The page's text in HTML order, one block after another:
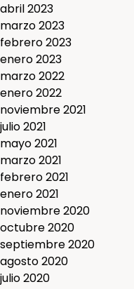
abril 2023
marzo 2023
febrero 2023
enero 2023
marzo 2022
enero 2022
noviembre 2021
julio 2021
mayo 2021
marzo 2021
febrero 2021
enero 2021
noviembre 2020
octubre 2020
septiembre 2020
agosto 2020
julio 2020